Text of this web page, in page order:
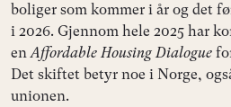
boliger som kommer i år og det
i 2026. Gjennom hele 2025 har
enAffordable Housing Dialogue
Det skiftet betyr noe i Norge,
unionen.